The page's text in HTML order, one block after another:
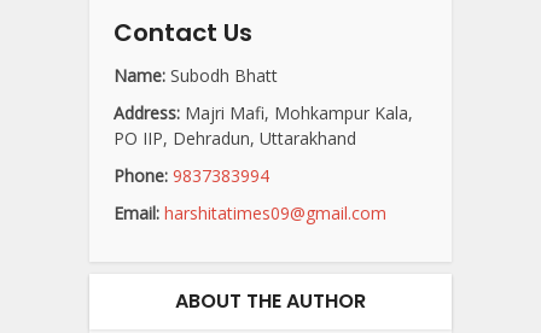
Contact Us
Name: Subodh Bhatt
Address: Majri Mafi, Mohkampur Kala,
PO IIP, Dehradun, Uttarakhand
Phone: 9837383994
Email: harshitatimes09@gmail.com
ABOUT THE AUTHOR